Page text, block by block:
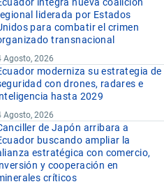
integra nueva coalición
liderada por Estados
para combatir el crimen
transnacional
Agosto, 2026
moderniza su estrategia de
con drones, radares e
hasta 2029
Agosto, 2026
de Japón arribara a
buscando ampliar la
estratégica con comercio,
y cooperación en
críticos